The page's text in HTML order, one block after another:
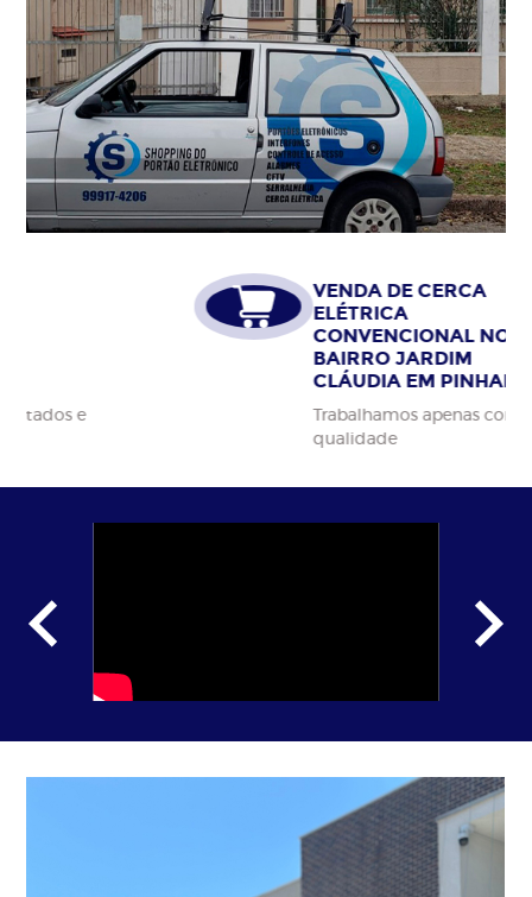
VENDA DE CERCA
ELÉTRICA
CONVENCIONAL NO
CLÁUDIA EM PINHAIS
Trabalhamos apenas com materiais da alta